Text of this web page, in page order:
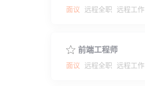
面议 远程全职 远程工作
前端工程师
面议 远程全职 远程工作